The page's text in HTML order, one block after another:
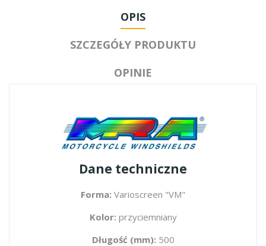
OPIS
SZCZEGÓŁY PRODUKTU
OPINIE
Dane techniczne
Forma: Varioscreen "VM"
Kolor: przyciemniany
Długość (mm): 500